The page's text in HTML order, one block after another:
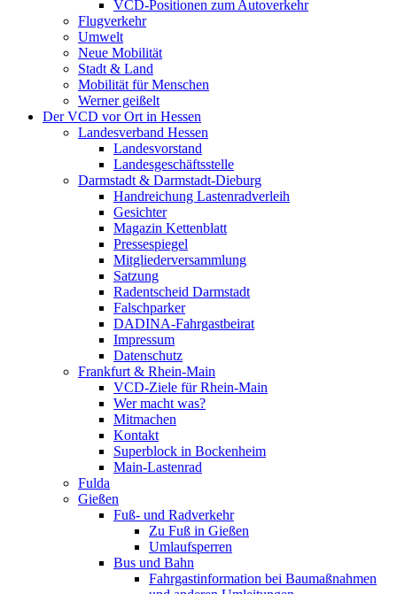
VCD-Positionen zum Autoverkehr
Flugverkehr
Umwelt
Neue Mobilität
Stadt & Land
Mobilität für Menschen
Werner geißelt
Der VCD vor Ort in Hessen
Landesverband Hessen
Landesvorstand
Landesgeschäftsstelle
Darmstadt & Darmstadt-Dieburg
Handreichung Lastenradverleih
Gesichter
Magazin Kettenblatt
Pressespiegel
Mitgliederversammlung
Satzung
Radentscheid Darmstadt
Falschparker
DADINA-Fahrgastbeirat
Impressum
Datenschutz
Frankfurt & Rhein-Main
VCD-Ziele für Rhein-Main
Wer macht was?
Mitmachen
Kontakt
Superblock in Bockenheim
Main-Lastenrad
Fulda
Gießen
Fuß- und Radverkehr
Zu Fuß in Gießen
Umlaufsperren
Bus und Bahn
Fahrgastinformation bei Baumaßnahmen